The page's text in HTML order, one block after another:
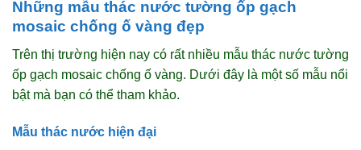
Những mẫu thác nước tường ốp gạch
mosaic chống ố vàng đẹp
Trên thị trường hiện nay có rất nhiều mẫu thác nước tường
ốp gạch mosaic chống ố vàng. Dưới đây là một số mẫu nổi
bật mà bạn có thể tham khảo.
Mẫu thác nước hiện đại